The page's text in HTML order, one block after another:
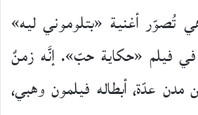
تُصوّر أغنية «بتلوموني ليه»
في فيلم «حكاية حبّ». إنَّه زمنٌ
عدّة، أبطاله فيلمون وهبي،